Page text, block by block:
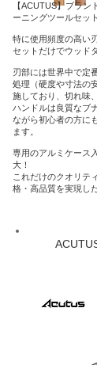
【ACUTUS】ブラ
ーニングツールセッ
特に使用頻度の高い
セットだけでウッド
刃部には世界中で定
処理（硬度や寸法の
施しており、切れ味
ハンドルは良質なブ
ながら初心者の方に
ます。
専用のアルミケース
大！
これだけのクオリテ
格・高品質を実現し